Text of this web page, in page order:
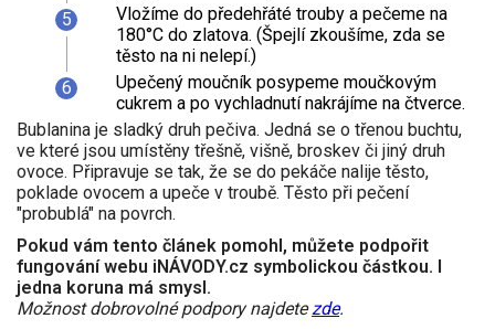
Vložíme do předehřáté trouby a pečeme na
180°C do zlatova. (Špejlí zkoušíme, zda se
těsto na ni nelepí.)
Upečený moučník posypeme moučkovým
cukrem a po vychladnutí nakrájíme na čtverce.
Bublanina je sladký druh pečiva. Jedná se o třenou buchtu,
ve které jsou umístěny třešně, višně, broskev či jiný druh
ovoce. Připravuje se tak, že se do pekáče nalije těsto,
poklade ovocem a upeče v troubě. Těsto při pečení
"probublá" na povrch.
Pokud vám tento článek pomohl, můžete podpořit
fungování webu iNÁVODY.cz symbolickou částkou. I
jedna koruna má smysl.
Možnost dobrovolné podpory najdetezde.